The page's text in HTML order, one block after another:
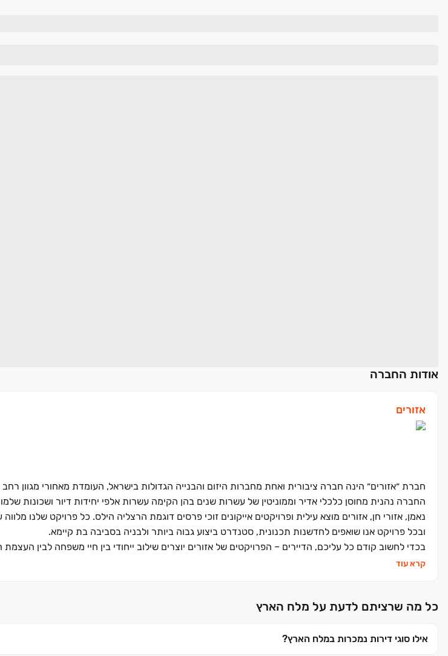
אודות החברה
אזורים
חברת ״אזורים״ הינה חברה ציבורית ואחת מחברות היזום והבנייה הגדולות בישראל, העומדת מאחורי מגוון רחב של
החברה נהנית מחוסן כלכלי אדיר וממוניטין של עשרות שנים בהן הקימה עשרות אלפי יחידות דיור ושכונות
נאמן, אזורי חן, אזורים מוצא עילית ופרויקטים אייקונים זוכי פרסים דוגמת הרצליה הילס. כל פרויקט שלנו
ובכל פרויקט אנו שואפים לחדשנות תכנונית, סטנדרט ביצוע גבוה ביותר ולבניה בסביבה בת קיימא.
בכדי לחשוב קודם כל עליכם, הדיירים – הפרויקטים של אזורים יוצרים שילוב ייחודי בין חיי משפחה לבין
חיים גבוהה וחוויית מגורים חדשה ומרגשת.
קרא עוד
כל מה שרציתם לדעת על מלח הארץ
אילו סוגי דירות נמכרות במלח הארץ?